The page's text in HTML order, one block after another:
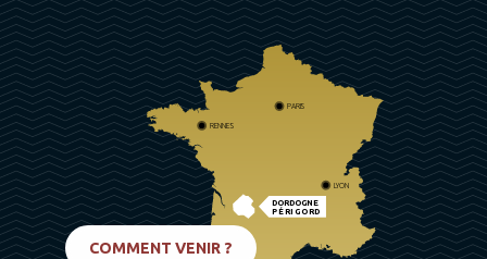
DORDOGNE
PÉRIGORD
PARIS
RENNES
LYON
COMMENT VENIR ?